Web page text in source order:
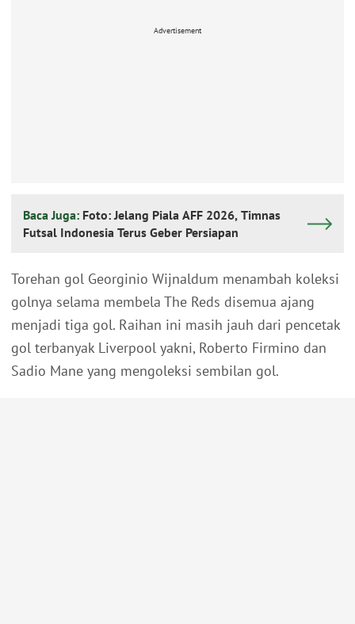
Advertisement
Baca Juga: Foto: Jelang Piala AFF 2026, Timnas
Futsal Indonesia Terus Geber Persiapan
Torehan gol Georginio Wijnaldum menambah koleksi
golnya selama membela The Reds disemua ajang
menjadi tiga gol. Raihan ini masih jauh dari pencetak
gol terbanyak Liverpool yakni, Roberto Firmino dan
Sadio Mane yang mengoleksi sembilan gol.